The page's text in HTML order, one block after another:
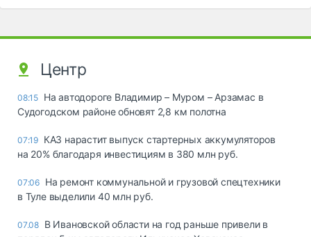
Центр
08:15 На автодороге Владимир – Муром – Арзамас в
Судогодском районе обновят 2,8 км полотна
07:19 КАЗ нарастит выпуск стартерных аккумуляторов
на 20% благодаря инвестициям в 380 млн руб.
07:06 На ремонт коммунальной и грузовой спецтехники
в Туле выделили 40 млн руб.
07.08 В Ивановской области на год раньше привели в